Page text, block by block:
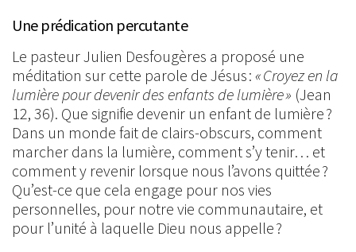
Une prédication percutante
Le pasteur Julien Desfougères a proposé une
méditation sur cette parole de Jésus : « Croyez en la
lumière pour devenir des enfants de lumière » (Jean
12, 36). Que signifie devenir un enfant de lumière ?
Dans un monde fait de clairs-obscurs, comment
marcher dans la lumière, comment s’y tenir… et
comment y revenir lorsque nous l’avons quittée ?
Qu’est-ce que cela engage pour nos vies
personnelles, pour notre vie communautaire, et
pour l’unité à laquelle Dieu nous appelle ?